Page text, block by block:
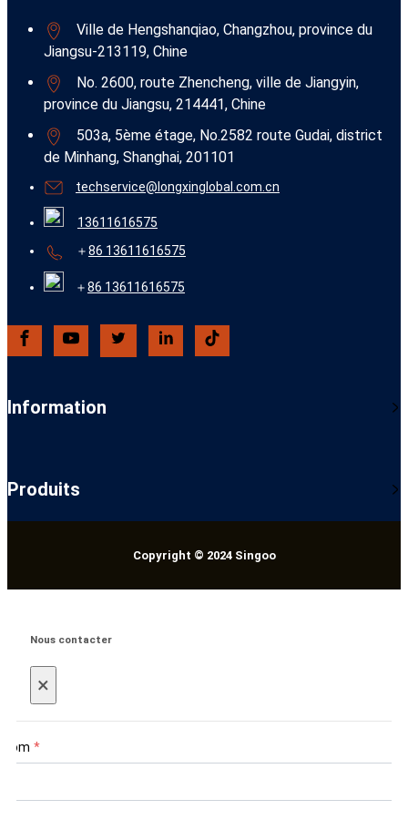
Ville de Hengshanqiao, Changzhou, province du
Jiangsu-213119, Chine
No. 2600, route Zhencheng, ville de Jiangyin,
province du Jiangsu, 214441, Chine
503a, 5ème étage, No.2582 route Gudai, district
de Minhang, Shanghai, 201101
techservice@longxinglobal.com.cn
13611616575
＋86 13611616575
＋86 13611616575
Information
Produits
Copyright © 2024 Singoo
Nous contacter
×
Nom *